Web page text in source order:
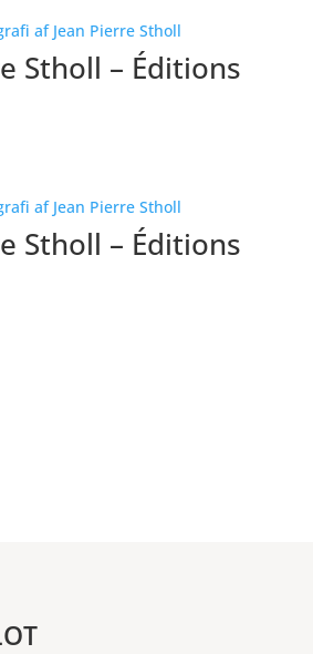
Stholl – Éditions
Stholl – Éditions